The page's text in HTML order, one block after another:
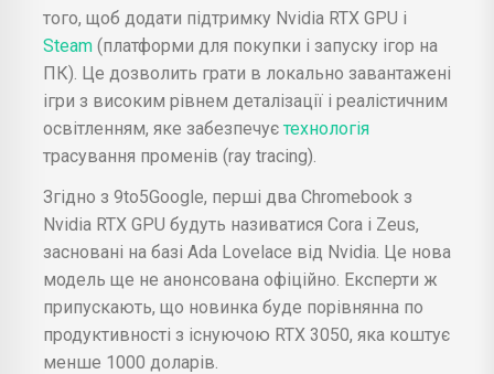
того, щоб додати підтримку Nvidia RTX GPU і
Steam (платформи для покупки і запуску ігор на
ПК). Це дозволить грати в локально завантажені
ігри з високим рівнем деталізації і реалістичним
освітленням, яке забезпечує технологія
трасування променів (ray tracing).
Згідно з 9to5Google, перші два Chromebook з
Nvidia RTX GPU будуть називатися Cora і Zeus,
засновані на базі Ada Lovelace від Nvidia. Це нова
модель ще не анонсована офіційно. Експерти ж
припускають, що новинка буде порівнянна по
продуктивності з існуючою RTX 3050, яка коштує
менше 1000 доларів.